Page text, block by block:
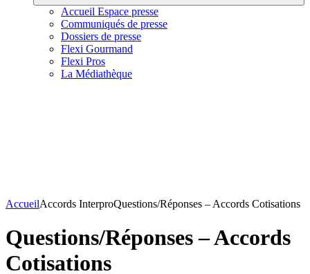
Accueil Espace presse
Communiqués de presse
Dossiers de presse
Flexi Gourmand
Flexi Pros
La Médiathèque
AccueilAccords InterproQuestions/Réponses – Accords Cotisations
Questions/Réponses – Accords
Cotisations